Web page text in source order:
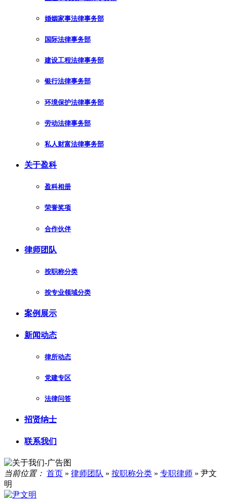
婚姻家事法律事务部
国际法律事务部
建设工程法律事务部
银行法律事务部
环境保护法律事务部
劳动法律事务部
私人财富法律事务部
关于盈科
盈科相册
荣誉奖项
合作伙伴
律师团队
按职称分类
按专业领域分类
案例展示
新闻动态
律所动态
党建专区
法律问答
招贤纳士
联系我们
当前位置： 首页 » 律师团队 » 按职称分类 » 专职律师 » 尹文
明